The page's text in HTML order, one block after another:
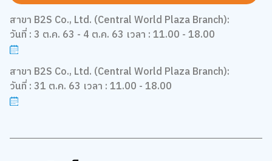
สาขา B2S Co., Ltd. (Central World Plaza Branch):
วันที่ : 3 ต.ค. 63 - 4 ต.ค. 63 เวลา : 11.00 - 18.00
สาขา B2S Co., Ltd. (Central World Plaza Branch):
วันที่ : 31 ต.ค. 63 เวลา : 11.00 - 18.00